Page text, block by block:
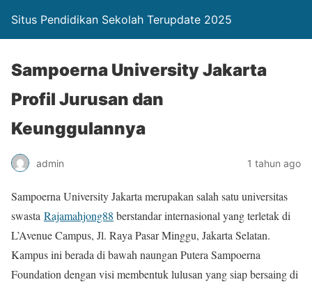
Situs Pendidikan Sekolah Terupdate 2025
Sampoerna University Jakarta
Profil Jurusan dan
Keunggulannya
admin 1 tahun ago
Sampoerna University Jakarta merupakan salah satu universitas
swasta Rajamahjong88 berstandar internasional yang terletak di
L’Avenue Campus, Jl. Raya Pasar Minggu, Jakarta Selatan.
Kampus ini berada di bawah naungan Putera Sampoerna
Foundation dengan visi membentuk lulusan yang siap bersaing di